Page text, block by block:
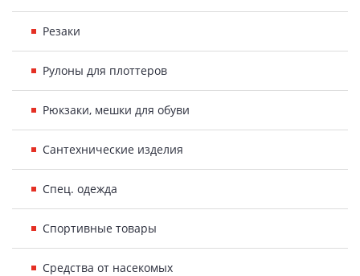
Резаки
Рулоны для плоттеров
Рюкзаки, мешки для обуви
Сантехнические изделия
Спец. одежда
Спортивные товары
Средства от насекомых